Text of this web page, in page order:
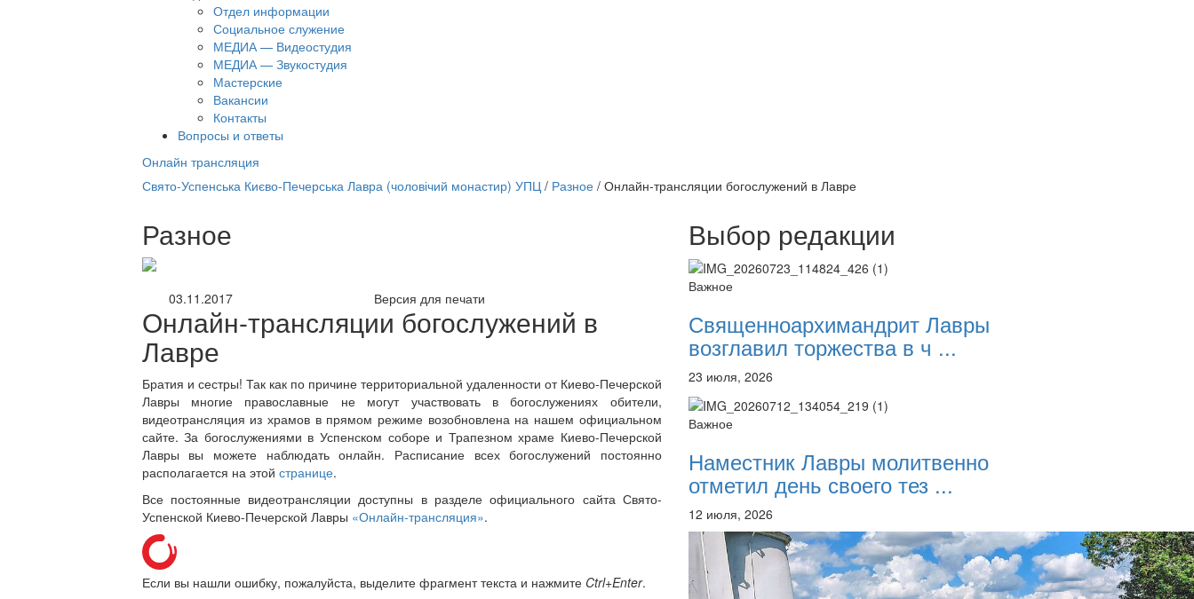
Отдел информации
Социальное служение
МЕДИА — Видеостудия
МЕДИА — Звукостудия
Мастерские
Вакансии
Контакты
Вопросы и ответы
Онлайн трансляция
12 сентября
трансляции
12 сентября 2015Название трансляции
12 сентября 2015
12 сентября 2015Название трансляции
12 сентября 2015Название трансляции
12 сентября 2015Название трансляции
12 сентября 2015Название трансляции
12 сентября 2015
Перейти к архиву
Свято-Успенська Києво-Печерська Лавра (чоловічий монастир) УПЦ/ Разное/ Онлайн-трансляции богослужений в Лавре
Разное
03.11.2017 Версия для печати
Онлайн-трансляции богослужений в
Лавре
Братия и сестры! Так как по причине территориальной удаленности от Киево-Печерской
Лавры многие православные не могут участвовать в богослужениях обители,
видеотрансляция из храмов в прямом режиме возобновлена на нашем официальном
сайте. За богослужениями в Успенском соборе и Трапезном храме Киево-Печерской
Лавры вы можете наблюдать онлайн. Расписание всех богослужений постоянно
располагается на этой странице.
Все постоянные видеотрансляции доступны в разделе официального сайта Свято-
Успенской Киево-Печерской Лавры «Онлайн-трансляция».
Если вы нашли ошибку, пожалуйста, выделите фрагмент текста и нажмите Ctrl+Enter.
Выбор редакции
Важное
Священноархимандрит Лавры
возглавил торжества в ч ...
23 июля, 2026
Важное
Наместник Лавры молитвенно
отметил день своего тез ...
12 июля, 2026